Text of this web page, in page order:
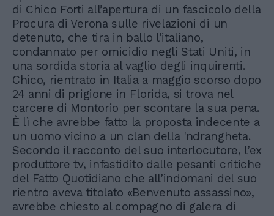
di Chico Forti all’apertura di un fascicolo della
Procura di Verona sulle rivelazioni di un
detenuto, che tira in ballo l’italiano,
condannato per omicidio negli Stati Uniti, in
una sordida storia al vaglio degli inquirenti.
Chico, rientrato in Italia a maggio scorso dopo
24 anni di prigione in Florida, si trova nel
carcere di Montorio per scontare la sua pena.
È lì che avrebbe fatto la proposta indecente a
un uomo vicino a un clan della 'ndrangheta.
Secondo il racconto del suo interlocutore, l’ex
produttore tv, infastidito dalle pesanti critiche
del Fatto Quotidiano che all’indomani del suo
rientro aveva titolato «Benvenuto assassino»,
avrebbe chiesto al compagno di galera di